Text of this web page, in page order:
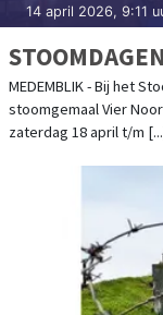
14 april 2026, 9:11
MEDEMBLIK - Bij het
stoomgemaal Vier
zaterdag 18 april t/m